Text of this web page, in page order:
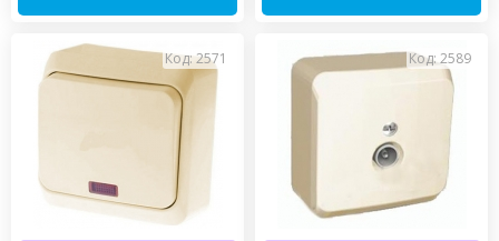
Код: 2571 Код: 2589